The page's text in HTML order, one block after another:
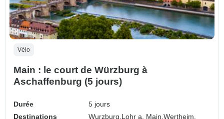
Vélo
Main : le court de Würzburg à
Aschaffenburg (5 jours)
Durée
5 jours
Destinations
Wurzburg,Lohr a. Main,Wertheim,